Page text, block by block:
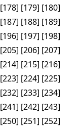
[178] [179] [180]
[187] [188] [189]
[196] [197] [198]
[205] [206] [207]
[214] [215] [216]
[223] [224] [225]
[232] [233] [234]
[241] [242] [243]
[250] [251] [252]